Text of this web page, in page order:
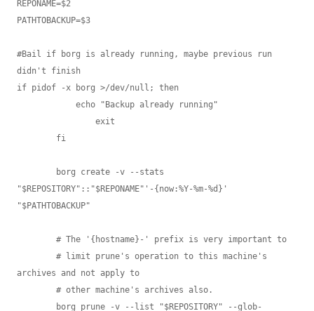
REPONAME=$2
PATHTOBACKUP=$3
#Bail if borg is already running, maybe previous run
didn't finish
if pidof -x borg >/dev/null; then
"$REPOSITORY"::"$REPONAME"'-{now:%Y-%m-%d}'
"$PATHTOBACKUP"
archives and not apply to